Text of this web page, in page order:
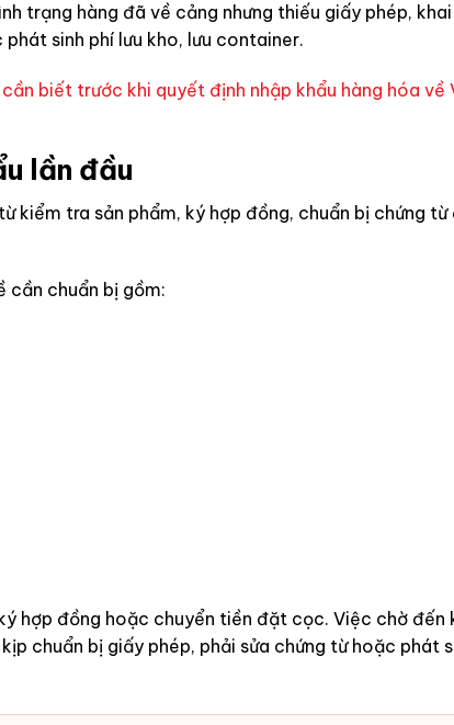
trạng hàng đã về cảng nhưng thiếu giấy phép,
sinh phí lưu kho, lưu container.
biết trước khi quyết định nhập khẩu hàng hóa về
lần đầu
kiểm tra sản phẩm, ký hợp đồng, chuẩn bị chứng từ
cần chuẩn bị gồm:
hợp đồng hoặc chuyển tiền đặt cọc. Việc chờ đến
chuẩn bị giấy phép, phải sửa chứng từ hoặc phát